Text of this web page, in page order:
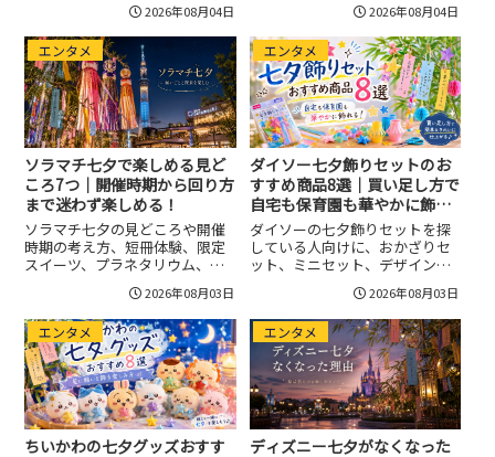
パーティー感を一度に整えやす
くなります。おすすめ商品8選、
七夕らしい飾り方、人数別の予
算感、予約や保冷の注意点まで
紹介します。
2026年08月04日
ショー、フォトスポット、Kiki＆
Lalaエリア、限定グッズ、フー
ド、来場予約やグリーティング
参加券の注意点まで整理してい
ます。
2026年08月04日
エンタメ
ソラマチ七夕で楽しめる見ど
ころ7つ｜開催時期から回り方
まで迷わず楽しめる！
ソラマチ七夕の見どころや開催
時期の考え方、短冊体験、限定
スイーツ、プラネタリウム、東
京スカイツリーとの回り方をま
とめ、初めてでも半日で楽しめ
る順番や雨の日、混雑、子連れ
の注意点まで紹介します。
2026年08月03日
エンタメ
ダイソー七夕飾りセットのお
すすめ商品8選｜買い足し方で
自宅も保育園も華やかに飾れ
る！
ダイソーの七夕飾りセットを探
している人向けに、おかざりセ
ット、ミニセット、デザインか
ざり、笹、竹筒などの選び方を
用途別に整理しました。自宅、
保育園、施設、店舗装飾で失敗
しにくい買う順番や、子どもと
安全に楽しむ注意点、在庫確認
の考え方までわかります。
2026年08月03日
エンタメ
ちいかわの七夕グッズおすす
エンタメ
ディズニー七夕がなくなった